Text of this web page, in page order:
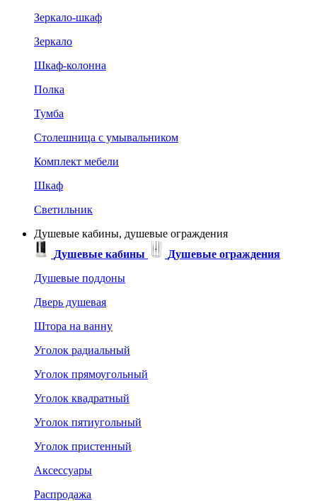
Зеркало-шкаф
Зеркало
Шкаф-колонна
Полка
Тумба
Столешница с умывальником
Комплект мебели
Шкаф
Светильник
Душевые кабины, душевые ограждения
Душевые кабины
Душевые ограждения
Душевые поддоны
Дверь душевая
Штора на ванну
Уголок радиальный
Уголок прямоугольный
Уголок квадратный
Уголок пятиугольный
Уголок пристенный
Аксессуары
Распродажа